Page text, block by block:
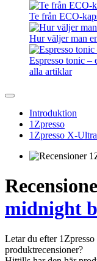
Te från ECO-
Hur väljer man
Espresso tonic –
alla artiklar
Introduktion
1Zpresso
1Zpresso X-
midnight
Letar du efter
produktrecensioner?